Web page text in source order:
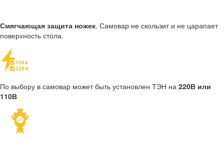
Смягчающая защита ножек. Самовар не скользит и не царапает
поверхность стола.
По выбору в самовар может быть установлен ТЭН на 220В или
110В